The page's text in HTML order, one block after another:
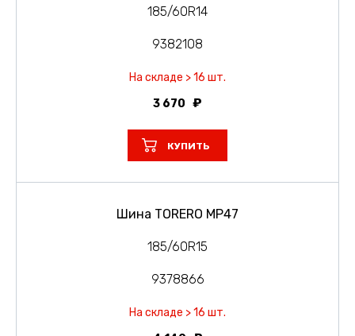
185/60R14
9382108
На складе > 16 шт.
3 670
КУПИТЬ
Шина TORERO MP47
185/60R15
9378866
На складе > 16 шт.